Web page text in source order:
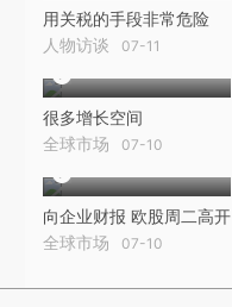
用关税的手段非常危险
人物访谈 07-11
很多增长空间
全球市场 07-10
向企业财报 欧股周二高开
全球市场 07-10